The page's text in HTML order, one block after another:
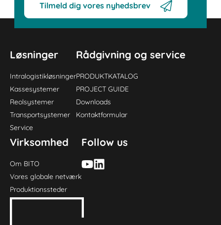
Tilmeld dig vores nyhedsbrev
Løsninger
Intralogistikløsninger
Kassesystemer
Reolsystemer
Transportsystemer
Service
Rådgivning og service
PRODUKTKATALOG
PROJECT GUIDE
Downloads
Kontaktformular
Virksomhed
Om BITO
Vores globale netværk
Produktionssteder
Follow us